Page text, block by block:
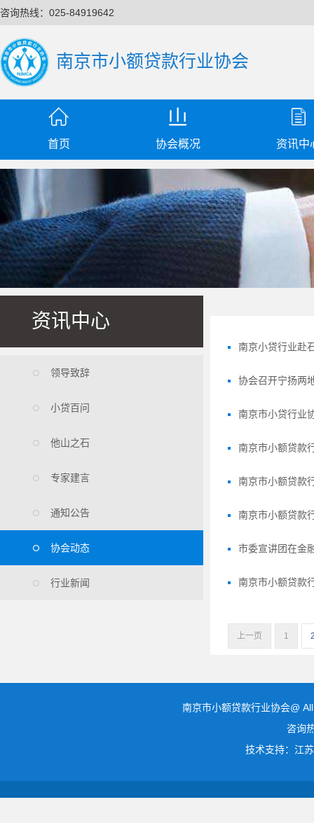
咨询热线：025-84919642
南京市小额贷款行业协会

首页

协会概况

资讯中
资讯中心
 领导致辞
 小贷百问
 他山之石
 专家建言
 通知公告
 协会动态
 行业新闻
南京小贷行业赴
协会召开宁扬两
南京市小贷行业
南京市小额贷款
南京市小额贷款
南京市小额贷款
市委宣讲团在金
南京市小额贷款
上一页 1
南京市小额贷款行业协会
咨询
技术支持：江